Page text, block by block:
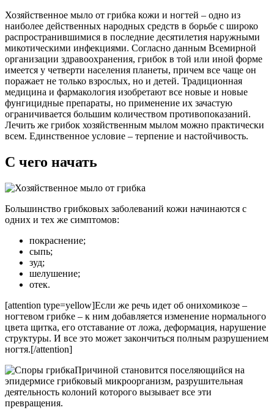
Хозяйственное мыло от грибка кожи и ногтей – одно из
наиболее действенных народных средств в борьбе с широко
распространившимися в последние десятилетия наружными
микотическими инфекциями. Согласно данным Всемирной
организации здравоохранения, грибок в той или иной форме
имеется у четверти населения планеты, причем все чаще он
поражает не только взрослых, но и детей. Традиционная
медицина и фармакология изобретают все новые и новые
фунгицидные препараты, но применение их зачастую
ограничивается большим количеством противопоказаний.
Лечить же грибок хозяйственным мылом можно практически
всем. Единственное условие – терпение и настойчивость.
С чего начать
Большинство грибковых заболеваний кожи начинаются с
одних и тех же симптомов:
покраснение;
сыпь;
зуд;
шелушение;
отек.
[attention type=yellow]Если же речь идет об онихомикозе –
ногтевом грибке – к ним добавляется изменение нормального
цвета щитка, его отставание от ложа, деформация, нарушение
структуры. И все это может закончиться полным разрушением
ногтя.[/attention]
Причиной становится поселяющийся на
эпидермисе грибковый микроорганизм, разрушительная
деятельность колоний которого вызывает все эти
превращения.